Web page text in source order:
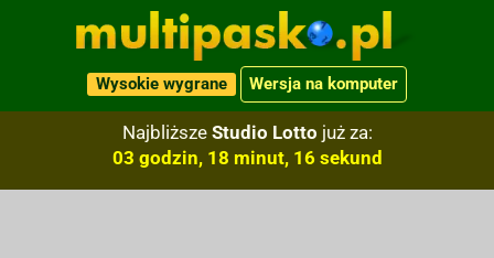
Wysokie wygrane Wersja na komputer
Najbliższe Studio Lotto już za:
03 godzin, 18 minut, 15 sekund